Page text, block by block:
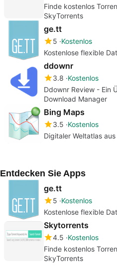
Finde kostenlos
SkyTorrents
ge.tt
5 Kostenlos
Kostenlose flexible
ddownr
3.8 Kostenlos
Ddownr Review - Ein
Download Manager
Bing Maps
3.5 Kostenlos
Digitaler Weltatlas
Entdecken Sie Apps
ge.tt
5 Kostenlos
Kostenlose flexible
Skytorrents
4.5 Kostenlos
Finde kostenlos
SkyTorrents